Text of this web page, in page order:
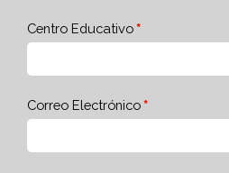
Centro Educativo
Correo Electrónico